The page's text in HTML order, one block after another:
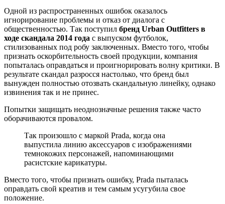
Одной из распространенных ошибок оказалось
игнорирование проблемы и отказ от диалога с
общественностью. Так поступил бренд Urban Outfitters в
ходе скандала 2014 года с выпуском футболок,
стилизованных под робу заключенных. Вместо того, чтобы
признать оскорбительность своей продукции, компания
попыталась оправдаться и проигнорировать волну критики. В
результате скандал разросся настолько, что бренд был
вынужден полностью отозвать скандальную линейку, однако
извинения так и не принес.
Попытки защищать неоднозначные решения также часто
оборачиваются провалом.
Так произошло с маркой Prada, когда она
выпустила линию аксессуаров с изображениями
темнокожих персонажей, напоминающими
расистские карикатуры.
Вместо того, чтобы признать ошибку, Prada пыталась
оправдать свой креатив и тем самым усугубила свое
положение.